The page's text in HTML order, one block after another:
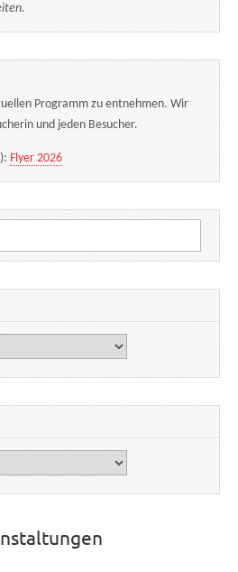
Programm zu entnehmen. Wir
und jeden Besucher.
Flyer 2026